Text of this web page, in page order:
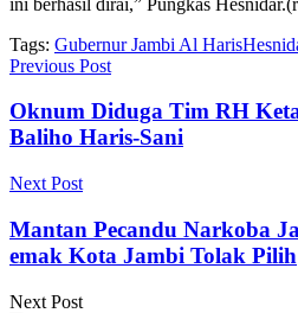
Tags: Gubernur Jambi Al Haris
Previous Post
Oknum Diduga Tim RH
Baliho Haris-Sani
Next Post
Mantan Pecandu Narkoba
emak Kota Jambi Tolak Pilih
Next Post